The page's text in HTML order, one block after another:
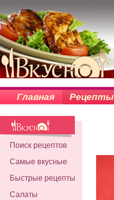
Главная Рецепты
Поиск рецептов
Самые вкусные
Быстрые рецепты
Салаты